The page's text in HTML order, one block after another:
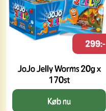
JoJo Jelly Worms 20g x
170st
299:-
Køb nu